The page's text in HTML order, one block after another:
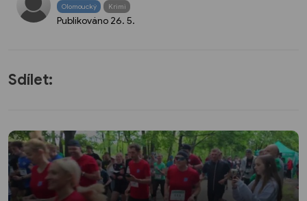
Olomoucký Krimi
Publikováno 26. 5.
Sdílet: